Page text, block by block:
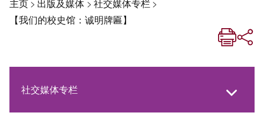
主页> 出版及媒体 > 社交媒体专栏>
【我们的校史馆：诚明牌匾】
社交媒体专栏